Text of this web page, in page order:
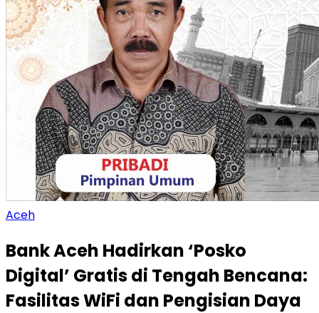
Aceh
Bank Aceh Hadirkan ‘Posko
Digital’ Gratis di Tengah Bencana:
Fasilitas WiFi dan Pengisian Daya